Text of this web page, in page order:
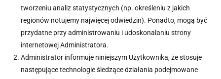
tworzeniu analiz statystycznych (np. określeniu z jakich
regionów notujemy najwięcej odwiedzin). Ponadto, mogą być
przydatne przy administrowaniu i udoskonalaniu strony
internetowej Administratora.
Administrator informuje niniejszym Użytkownika, że stosuje
następujące technologie śledzące działania podejmowane